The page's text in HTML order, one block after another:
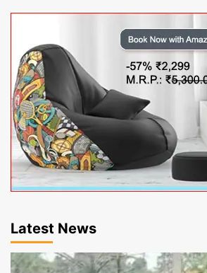
Latest News